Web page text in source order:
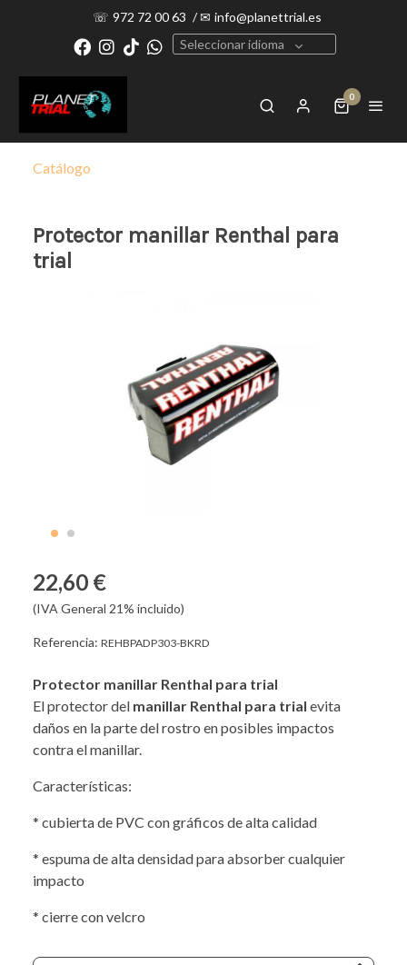
☏ 972 72 00 63 /✉ info@planettrial.es
Seleccionar idioma
0
Catálogo
Protector manillar Renthal para
trial
22,60 €
(IVA General 21% incluido)
Referencia: REHBPADP303-BKRD
Protector manillar Renthal para trial
El protector del manillar Renthal para trial evita
daños en la parte del rostro en posibles impactos
contra el manillar.
Características:
* cubierta de PVC con gráficos de alta calidad
* espuma de alta densidad para absorber cualquier
impacto
* cierre con velcro